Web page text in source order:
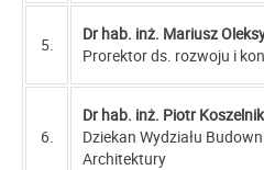
5.
Dr hab. inż. Mariusz
Prorektor ds. rozwoju i
6.
Dr hab. inż. Piotr
Dziekan Wydziału
Architektury